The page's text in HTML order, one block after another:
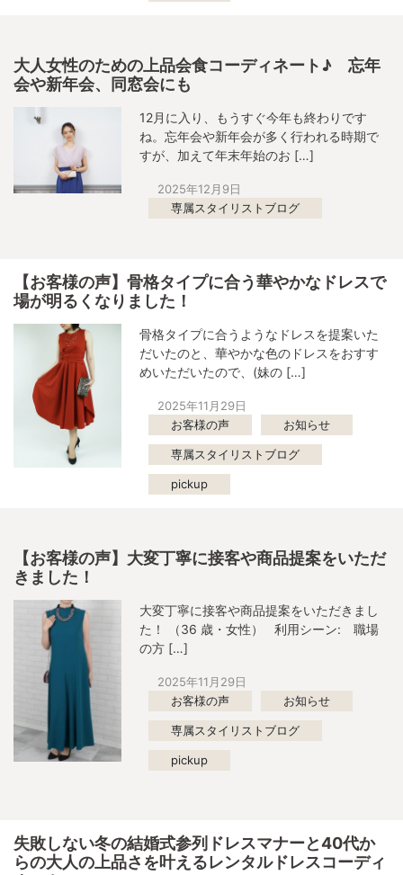
大人女性のための上品会食コーディネート♪ 忘年
会や新年会、同窓会にも
12月に入り、もうすぐ今年も終わりです
ね。忘年会や新年会が多く行われる時期で
すが、加えて年末年始のお […]
2025年12月9日
専属スタイリストブログ
【お客様の声】骨格タイプに合う華やかなドレスで
場が明るくなりました！
骨格タイプに合うようなドレスを提案いた
だいたのと、華やかな色のドレスをおすす
めいただいたので、(妹の […]
2025年11月29日
お客様の声
お知らせ
専属スタイリストブログ
pickup
【お客様の声】大変丁寧に接客や商品提案をいただ
きました！
大変丁寧に接客や商品提案をいただきまし
た！ （36 歳・女性） 利用シーン: 職場
の方 […]
2025年11月29日
お客様の声
お知らせ
専属スタイリストブログ
pickup
失敗しない冬の結婚式参列ドレスマナーと40代か
らの大人の上品さを叶えるレンタルドレスコーディ